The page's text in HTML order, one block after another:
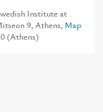
Institute at
9, Athens, Map
(Athens)